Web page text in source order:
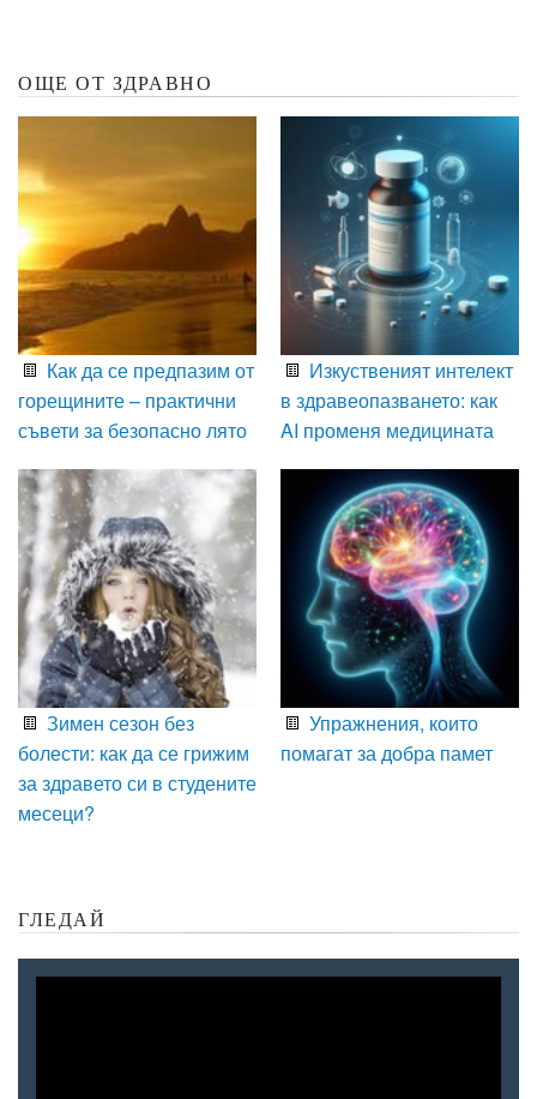
ОЩЕ ОТ ЗДРАВНО
Как да се предпазим от
горещините – практични
съвети за безопасно лято
Изкуственият интелект
в здравеопазването: как
AI променя медицината
Зимен сезон без
болести: как да се грижим
за здравето си в студените
месеци?
Упражнения, които
помагат за добра памет
ГЛЕДАЙ